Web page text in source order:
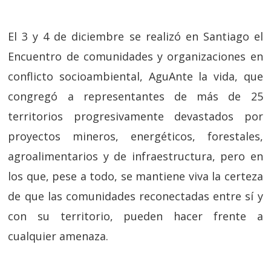
El 3 y 4 de diciembre se realizó en Santiago el
Encuentro de comunidades y organizaciones en
conflicto socioambiental, AguAnte la vida, que
congregó a representantes de más de 25
territorios progresivamente devastados por
proyectos mineros, energéticos, forestales,
agroalimentarios y de infraestructura, pero en
los que, pese a todo, se mantiene viva la certeza
de que las comunidades reconectadas entre sí y
con su territorio, pueden hacer frente a
cualquier amenaza.